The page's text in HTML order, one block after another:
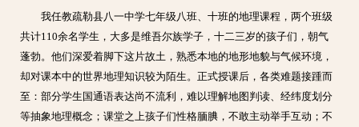
我任教疏勒县八一中学七年级八班、十班的地理课程，两个班级
共计110余名学生，大多是维吾尔族学子，十二三岁的孩子们，朝气
蓬勃。他们深爱着脚下这片故土，熟悉本地的地形地貌与气候环境，
却对课本中的世界地理知识较为陌生。正式授课后，各类难题接踵而
至：部分学生国通语表达尚不流利，难以理解地图判读、经纬度划分
等抽象地理概念；课堂之上孩子们性格腼腆，不敢主动举手互动；不